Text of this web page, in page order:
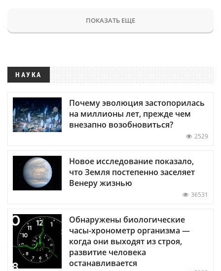
ПОКАЗАТЬ ЕЩЕ
НАУКА
Почему эволюция застопорилась
на миллионы лет, прежде чем
внезапно возобновиться?
2529
Новое исследование показало,
что Земля постепенно заселяет
Венеру жизнью
36531
Обнаружены биологические
часы-хронометр организма —
когда они выходят из строя,
развитие человека
останавливается